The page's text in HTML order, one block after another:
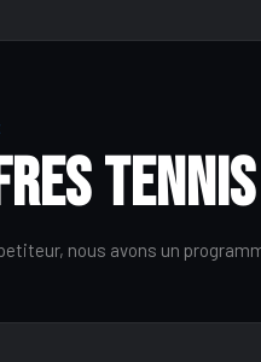
Tennis
nous avons un